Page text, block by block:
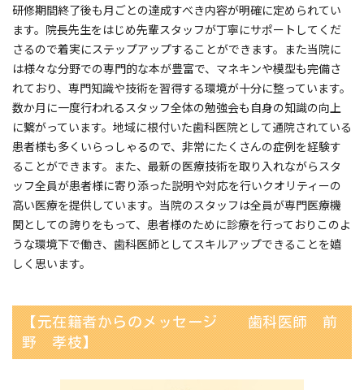
研修期間終了後も月ごとの達成すべき内容が明確に定められてい
ます。院長先生をはじめ先輩スタッフが丁寧にサポートしてくだ
さるので着実にステップアップすることができます。また当院に
は様々な分野での専門的な本が豊富で、マネキンや模型も完備さ
れており、専門知識や技術を習得する環境が十分に整っています。
数か月に一度行われるスタッフ全体の勉強会も自身の知識の向上
に繋がっています。地域に根付いた歯科医院として通院されている
患者様も多くいらっしゃるので、非常にたくさんの症例を経験す
ることができます。また、最新の医療技術を取り入れながらスタ
ッフ全員が患者様に寄り添った説明や対応を行いクオリティーの
高い医療を提供しています。当院のスタッフは全員が専門医療機
関としての誇りをもって、患者様のために診療を行っておりこのよ
うな環境下で働き、歯科医師としてスキルアップできることを嬉
しく思います。
【元在籍者からのメッセージ 歯科医師 前
野 孝枝】